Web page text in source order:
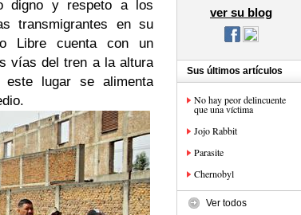
digno y respeto a los
transmigrantes en su
Libre cuenta con un
vías del tren a la altura
este lugar se alimenta
ver su blog
Sus últimos artículos
No hay peor delincuente
que una víctima
Jojo Rabbit
Parasite
Chernobyl
Ver todos